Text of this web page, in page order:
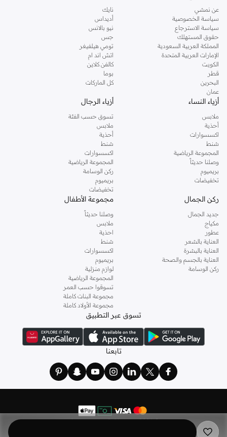
عن نمشي
سياسة الخصوصية
سياسة الاسترجاع
حقوق المستهلك
المملكة العربية السعودية
الإمارات العربية المتحدة
الكويت
قطر
البحرين
عمان
نايك
أديداس
نيو بالانس
جس
تومي هيلفيغر
اتش اند ام
كالفن كلاين
بوما
كل الماركات
أزياء النساء
ملابس
أحذية
اكسسوارات
شنط
المجموعة الرياضية
وصلنا حديثاً
بريميوم
تخفيضات
أزياء الرجال
تسوق حسب الفئة
ملابس
أحذية
شنط
اكسسوارات
المجموعة الرياضية
ركن الوسامة
بريميوم
تخفيضات
ركن الجمال
جديد الجمال
مكياج
عطور
العناية بالشعر
العناية بالبشرة
العناية بالجسم والصحة
ركن الوسامة
مجموعة الأطفال
وصلنا حديثاً
ملابس
احذية
شنط
اكسسوارات
بريميوم
لوازم منزلية
المجموعة الرياضية
تسوقوا حسب العمر
مجموعة البنات كاملة
مجموعة الأولاد كاملة
تسوق عبر التطبيق
تابعنا
© 2026 نمشي. كل الحقوق محفوظة